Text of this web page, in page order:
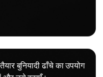
बुनियादी ढाँचे का उपयोग